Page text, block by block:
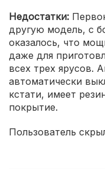
Недостатки:
другую модель, с
оказалось, что
даже для
всех трех ярусов.
автоматически
кстати, имеет
покрытие.
Пользователь